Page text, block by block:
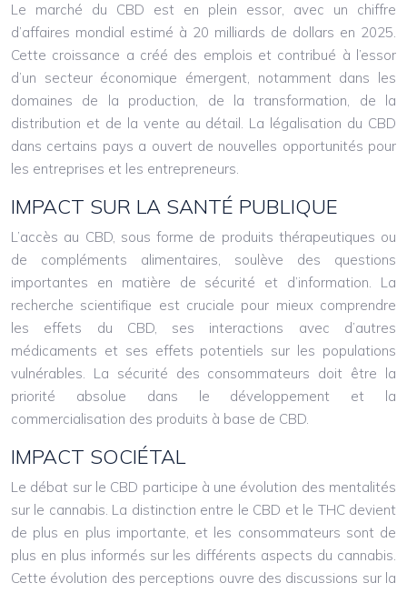
Le marché du CBD est en plein essor, avec un chiffre
d’affaires mondial estimé à 20 milliards de dollars en 2025.
Cette croissance a créé des emplois et contribué à l’essor
d’un secteur économique émergent, notamment dans les
domaines de la production, de la transformation, de la
distribution et de la vente au détail. La légalisation du CBD
dans certains pays a ouvert de nouvelles opportunités pour
les entreprises et les entrepreneurs.
IMPACT SUR LA SANTÉ PUBLIQUE
L’accès au CBD, sous forme de produits thérapeutiques ou
de compléments alimentaires, soulève des questions
importantes en matière de sécurité et d’information. La
recherche scientifique est cruciale pour mieux comprendre
les effets du CBD, ses interactions avec d’autres
médicaments et ses effets potentiels sur les populations
vulnérables. La sécurité des consommateurs doit être la
priorité absolue dans le développement et la
commercialisation des produits à base de CBD.
IMPACT SOCIÉTAL
Le débat sur le CBD participe à une évolution des mentalités
sur le cannabis. La distinction entre le CBD et le THC devient
de plus en plus importante, et les consommateurs sont de
plus en plus informés sur les différents aspects du cannabis.
Cette évolution des perceptions ouvre des discussions sur la